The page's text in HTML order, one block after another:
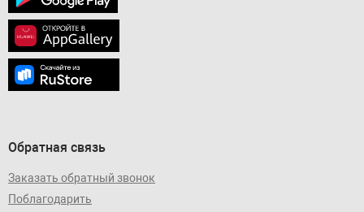
Обратная связь
Заказать обратный звонок
Поблагодарить